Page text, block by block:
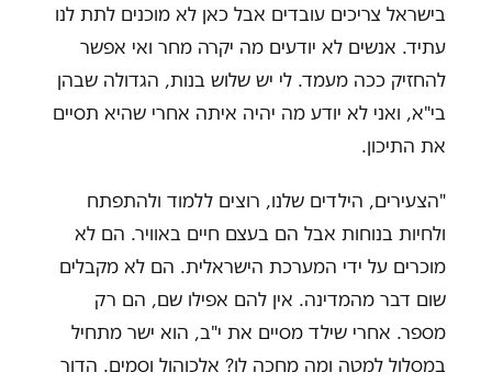
בישראל צריכים עובדים אבל כאן לא מוכנים לתת לנו
עתיד. אנשים לא יודעים מה יקרה מחר ואי אפשר
להחזיק ככה מעמד. לי יש שלוש בנות, הגדולה שבהן
בי"א, ואני לא יודע מה יהיה איתה אחרי שהיא תסיים
את התיכון.
"הצעירים, הילדים שלנו, רוצים ללמוד ולהתפתח
ולחיות בנוחות אבל הם בעצם חיים באוויר. הם לא
מוכרים על ידי המערכת הישראלית. הם לא מקבלים
שום דבר מהמדינה. אין להם אפילו שם, הם רק
מספר. אחרי שילד מסיים את י"ב, הוא ישר מתחיל
במסלול למטה ומה מחכה לו? אלכוהול וסמים. הדור